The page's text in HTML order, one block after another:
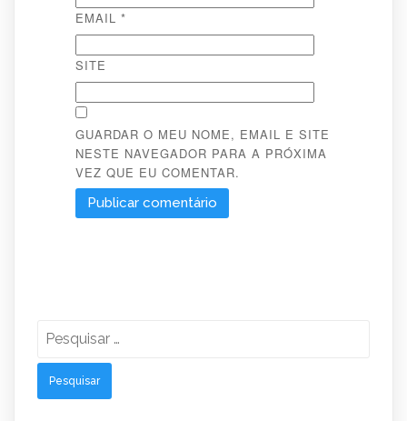
EMAIL *
SITE
GUARDAR O MEU NOME, EMAIL E SITE
NESTE NAVEGADOR PARA A PRÓXIMA
VEZ QUE EU COMENTAR.
por: